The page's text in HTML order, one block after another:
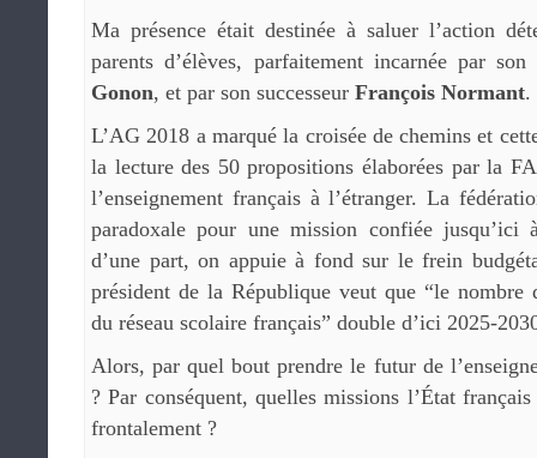
Ma présence était destinée à saluer l’action
parents d’élèves, parfaitement incarnée par
Gonon, et par son successeur François Normant.
L’AG 2018 a marqué la croisée de chemins et
la lecture des 50 propositions élaborées par la
l’enseignement français à l’étranger. La
paradoxale pour une mission confiée jusqu’ici
d’une part, on appuie à fond sur le frein
président de la République veut que “le nombre
du réseau scolaire français” double d’ici 2025-
Alors, par quel bout prendre le futur de
? Par conséquent, quelles missions l’État
frontalement ?